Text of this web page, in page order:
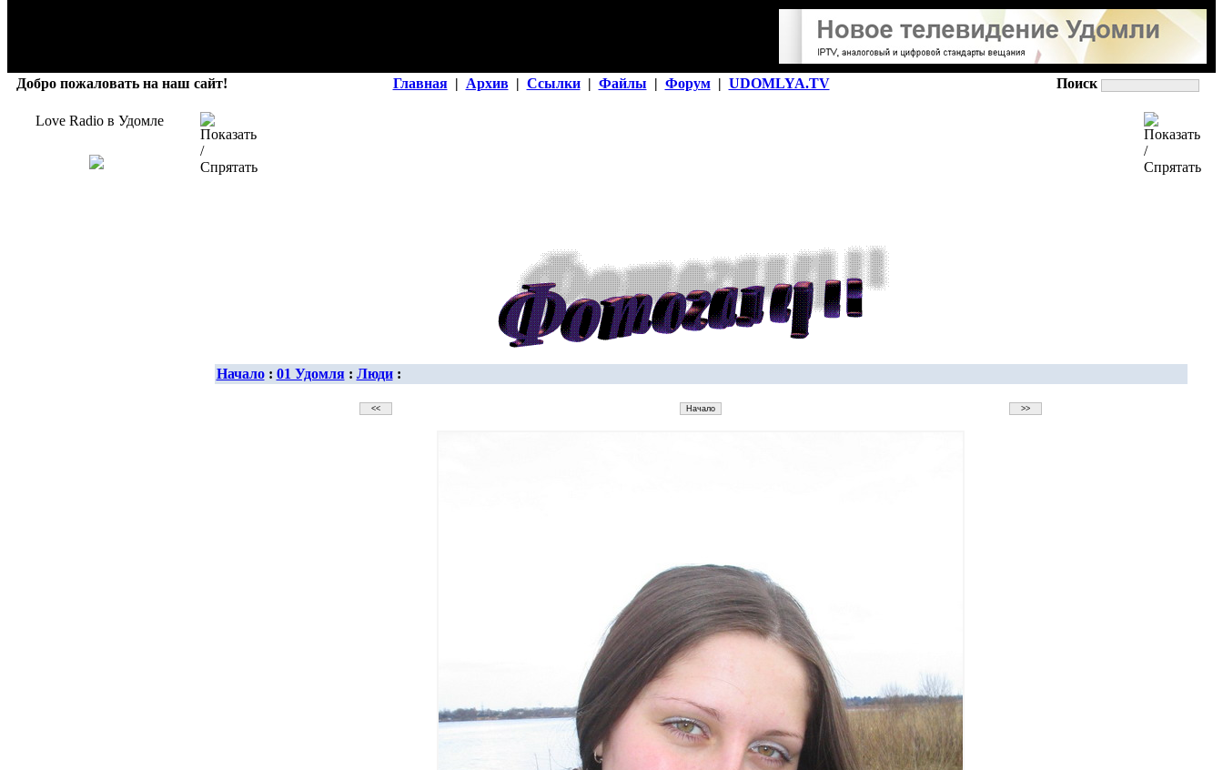
Добро пожаловать на наш сайт! Главная | Архив | Ссылки | Файлы | Форум | UDOMLYA.TV Поиск
Love Radio в Удомле
Начало: 01 Удомля: Люди: